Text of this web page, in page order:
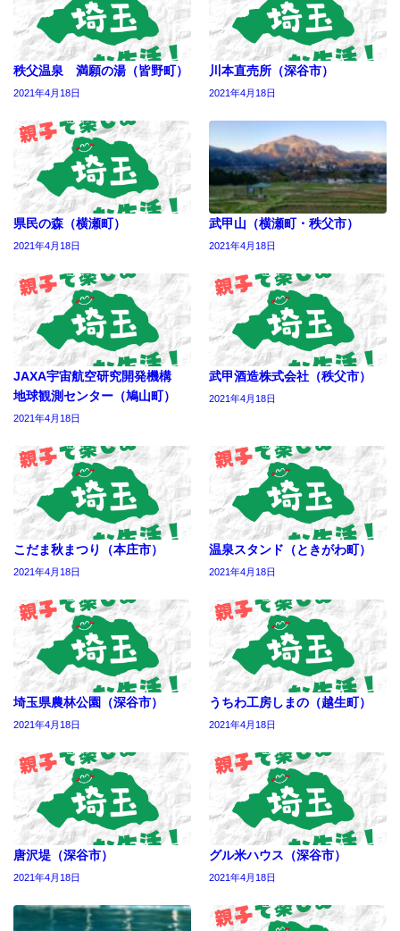
秩父温泉 満願の湯（皆野町）
2021年4月18日
川本直売所（深谷市）
2021年4月18日
県民の森（横瀬町）
2021年4月18日
武甲山（横瀬町・秩父市）
2021年4月18日
JAXA宇宙航空研究開発機構
地球観測センター（鳩山町）
2021年4月18日
武甲酒造株式会社（秩父市）
2021年4月18日
こだま秋まつり（本庄市）
2021年4月18日
温泉スタンド（ときがわ町）
2021年4月18日
埼玉県農林公園（深谷市）
2021年4月18日
うちわ工房しまの（越生町）
2021年4月18日
唐沢堤（深谷市）
2021年4月18日
グル米ハウス（深谷市）
2021年4月18日